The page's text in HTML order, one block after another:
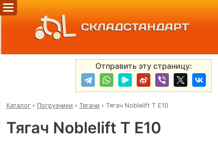
СКЛАДСТАНДАРТ
Отправить эту страницу:
Каталог› Погрузчики › Тягачи › Тягач Noblelift T E10
Тягач Noblelift T E10